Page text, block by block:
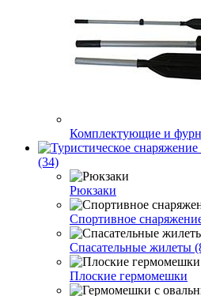
Комплектующие и
(34)
Рюкзаки
Спортивное
Спасательные жилеты
Плоские гермомешки